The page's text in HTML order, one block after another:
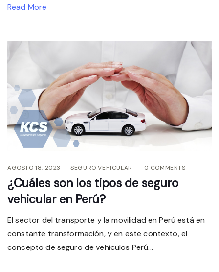
Read More
AGOSTO 18, 2023 SEGURO VEHICULAR 0 COMMENTS
¿Cuáles son los tipos de seguro
vehicular en Perú?
El sector del transporte y la movilidad en Perú está en
constante transformación, y en este contexto, el
concepto de seguro de vehículos Perú...